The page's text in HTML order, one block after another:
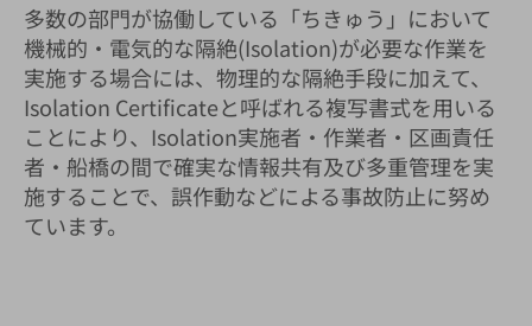
多数の部門が協働している「ちきゅう」において
機械的・電気的な隔絶(Isolation)が必要な作業を
実施する場合には、物理的な隔絶手段に加えて、
Isolation Certificateと呼ばれる複写書式を用いる
ことにより、Isolation実施者・作業者・区画責任
者・船橋の間で確実な情報共有及び多重管理を実
施することで、誤作動などによる事故防止に努め
ています。